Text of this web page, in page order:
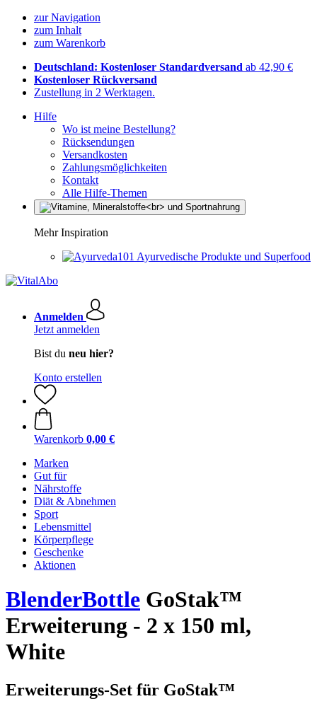
zur Navigation
zum Inhalt
zum Warenkorb
Deutschland: Kostenloser Standardversand ab 42,90 €
Kostenloser Rückversand
Zustellung in 2 Werktagen.
Hilfe
Wo ist meine Bestellung?
Rücksendungen
Versandkosten
Zahlungsmöglichkeiten
Kontakt
Alle Hilfe-Themen
Mehr Inspiration
Ayurvedische Produkte und Superfood
Anmelden
Jetzt anmelden
Bist du neu hier?
Konto erstellen
Warenkorb 0,00 €
Marken
Gut für
Nährstoffe
Diät & Abnehmen
Sport
Lebensmittel
Körperpflege
Geschenke
Aktionen
BlenderBottle GoStak™
Erweiterung - 2 x 150 ml,
White
Erweiterungs-Set für GoStak™